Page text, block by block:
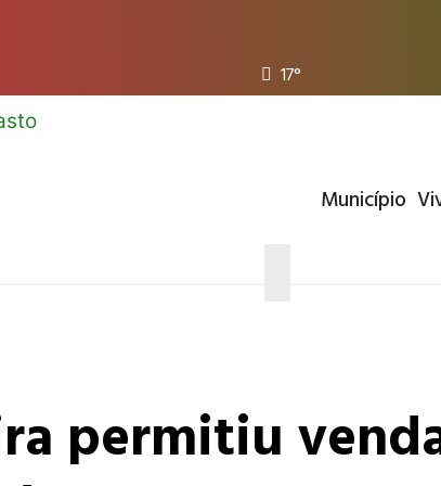
17°
Município
permitiu